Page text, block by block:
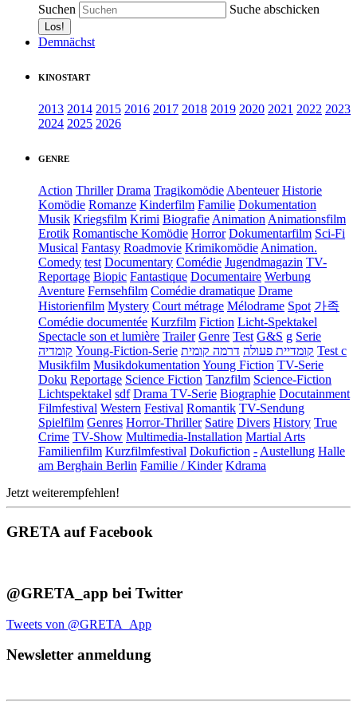
Suchen Suche abschicken
Demnächst
KINOSTART
2013 2014 2015 2016 2017 2018 2019 2020 2021 2022 2023
2024 2025 2026
GENRE
Action Thriller Drama Tragikomödie Abenteuer Historie
Komödie Romanze Kinderfilm Familie Dokumentation
Musik Kriegsfilm Krimi Biografie Animation Animationsfilm
Erotik Romantische Komödie Horror Dokumentarfilm Sci-Fi
Musical Fantasy Roadmovie Krimikomödie Animation.
Comedy test Documentary Comédie Jugendmagazin TV-
Reportage Biopic Fantastique Documentaire Werbung
Aventure Fernsehfilm Comédie dramatique Drame
Historienfilm Mystery Court métrage Mélodrame Spot 가족
Comédie documentée Kurzfilm Fiction Licht-Spektakel
Spectacle son et lumière Trailer Genre Test G&S g Serie
קומדיה Young-Fiction-Serie קומדיית פעולה דרמה קומית
Test c
Musikfilm Musikdokumentation Young Fiction TV-Serie
Doku Reportage Science Fiction Tanzfilm Science-Fiction
Lichtspektakel sdf Drama TV-Serie Biographie Docutainment
Filmfestival Western Festival Romantik TV-Sendung
Spielfilm Genres Horror-Thriller Satire Divers History True
Crime TV-Show Multimedia-Installation Martial Arts
Familienfilm Kurzfilmfestival Dokufiction - Austellung Halle
am Berghain Berlin Familie / Kinder Kdrama
Jetzt weiterempfehlen!
GRETA auf Facebook
@GRETA_app bei Twitter
Tweets von @GRETA_App
Newsletter anmeldung